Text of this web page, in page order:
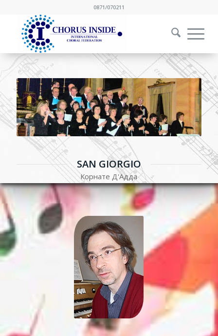
0871/070211
SAN GIORGIO
Корнате Д'Адда